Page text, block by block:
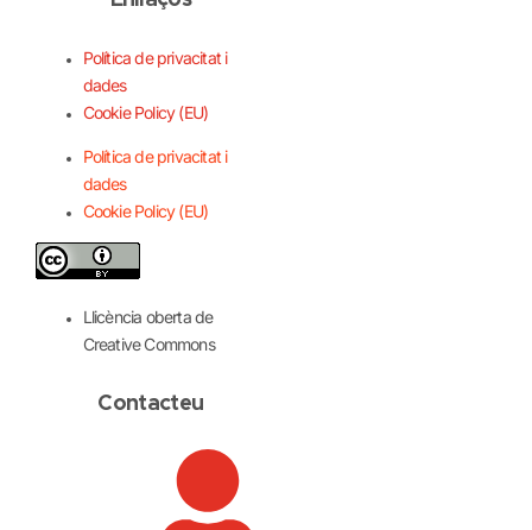
Política de privacitat i
dades
Cookie Policy (EU)
Política de privacitat i
dades
Cookie Policy (EU)
Llicència oberta de
Creative Commons
Contacteu